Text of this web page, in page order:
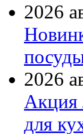
2026
2026
Акция
для